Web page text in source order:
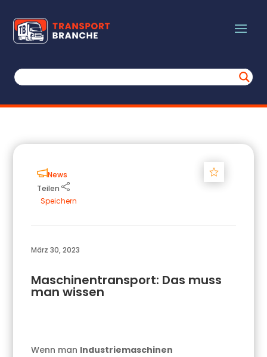
News
Teilen
Speichern
Track
März 30, 2023
Maschinentransport: Das muss
man wissen
Wenn man Industriemaschinen